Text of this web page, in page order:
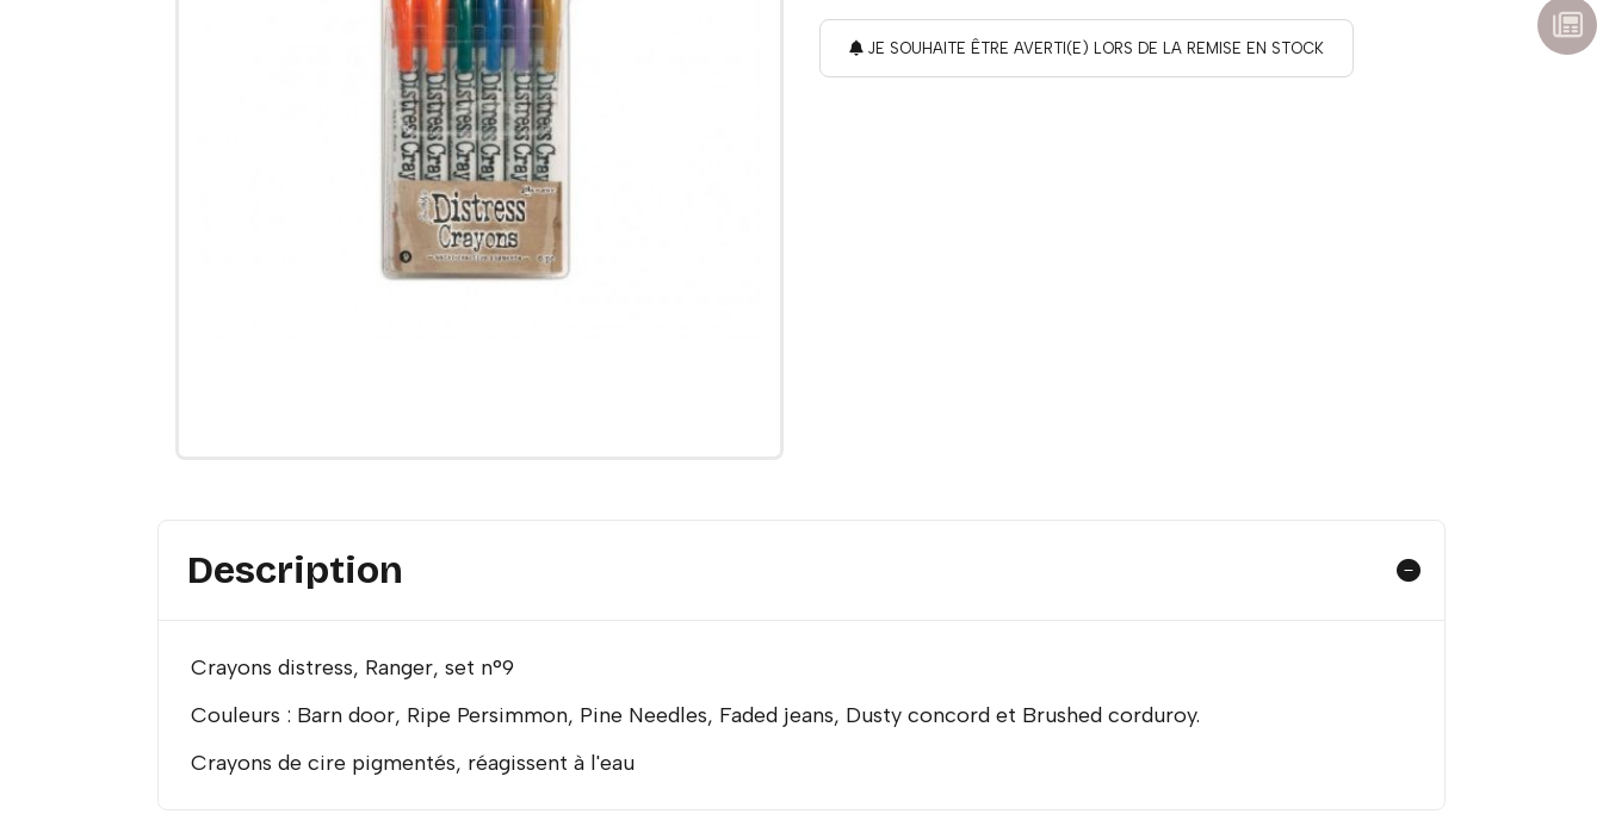
JE SOUHAITE ÊTRE AVERTI(E) LORS DE LA REMISE EN STOCK
Description
Crayons distress, Ranger, set n°9
Couleurs : Barn door, Ripe Persimmon, Pine Needles, Faded jeans, Dusty concord et Brushed corduroy.
Crayons de cire pigmentés, réagissent à l'eau